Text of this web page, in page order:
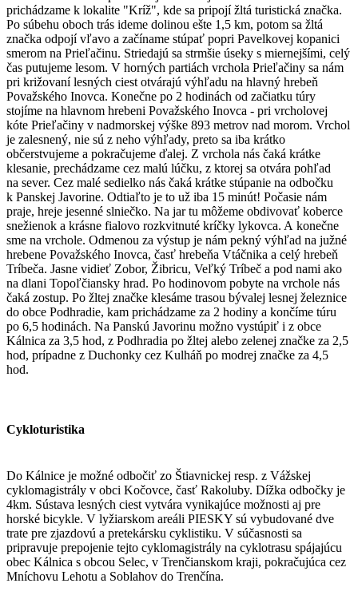
prichádzame k lokalite "Kríž", kde sa pripojí žltá turistická značka.
Po súbehu oboch trás ideme dolinou ešte 1,5 km, potom sa žltá
značka odpojí vľavo a začíname stúpať popri Pavelkovej kopanici
smerom na Prieľačinu. Striedajú sa strmšie úseky s miernejšími, celý
čas putujeme lesom. V horných partiách vrchola Prieľačiny sa nám
pri križovaní lesných ciest otvárajú výhľadu na hlavný hrebeň
Považského Inovca. Konečne po 2 hodinách od začiatku túry
stojíme na hlavnom hrebeni Považského Inovca - pri vrcholovej
kóte Prieľačiny v nadmorskej výške 893 metrov nad morom. Vrchol
je zalesnený, nie sú z neho výhľady, preto sa iba krátko
občerstvujeme a pokračujeme ďalej. Z vrchola nás čaká krátke
klesanie, prechádzame cez malú lúčku, z ktorej sa otvára pohľad
na sever. Cez malé sedielko nás čaká krátke stúpanie na odbočku
k Panskej Javorine. Odtiaľto je to už iba 15 minút! Počasie nám
praje, hreje jesenné slniečko. Na jar tu môžeme obdivovať koberce
snežienok a krásne fialovo rozkvitnuté kríčky lykovca. A konečne
sme na vrchole. Odmenou za výstup je nám pekný výhľad na južné
hrebene Považského Inovca, časť hrebeňa Vtáčnika a celý hrebeň
Tríbeča. Jasne vidieť Zobor, Žibricu, Veľký Tríbeč a pod nami ako
na dlani Topoľčiansky hrad. Po hodinovom pobyte na vrchole nás
čaká zostup. Po žltej značke klesáme trasou bývalej lesnej železnice
do obce Podhradie, kam prichádzame za 2 hodiny a končíme túru
po 6,5 hodinách. Na Panskú Javorinu možno vystúpiť i z obce
Kálnica za 3,5 hod, z Podhradia po žltej alebo zelenej značke za 2,5
hod, prípadne z Duchonky cez Kulháň po modrej značke za 4,5
hod.
Cykloturistika
Do Kálnice je možné odbočiť zo Štiavnickej resp. z Vážskej
cyklomagistrály v obci Kočovce, časť Rakoluby. Dížka odbočky je
4km. Sústava lesných ciest vytvára vynikajúce možnosti aj pre
horské bicykle. V lyžiarskom areáli PIESKY sú vybudované dve
trate pre zjazdovú a pretekársku cyklistiku. V súčasnosti sa
pripravuje prepojenie tejto cyklomagistrály na cyklotrasu spájajúcu
obec Kálnica s obcou Selec, v Trenčianskom kraji, pokračujúca cez
Mníchovu Lehotu a Soblahov do Trenčína.